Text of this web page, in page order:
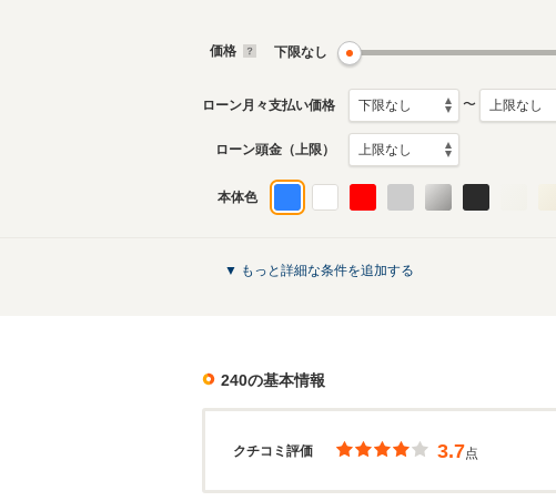
価格 下限なし
ローン月々支払い価格 〜
ローン頭金（上限）
本体色
▼ もっと詳細な条件を追加する
240の基本情報
クチコミ評価 3.7点